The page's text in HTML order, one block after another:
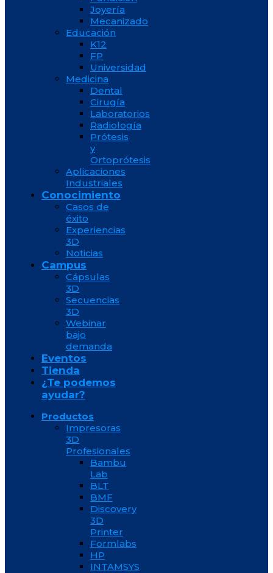
Joyería
Mecanizado
Educación
K12
FP
Universidad
Medicina
Dental
Cirugía
Laboratorios
Radiología
Prótesis
y
Ortoprótesis
Aplicaciones
Industriales
Conocimiento
Casos de
éxito
Experiencias
3D
Noticias
Campus
Cápsulas
3D
Secuencias
3D
Webinar
bajo
demanda
Eventos
Tienda
¿Te podemos
ayudar?
Productos
Impresoras
3D
Profesionales
Bambu
Lab
BLT
BMF
Discovery
3D
Printer
Formlabs
HP
INTAMSYS